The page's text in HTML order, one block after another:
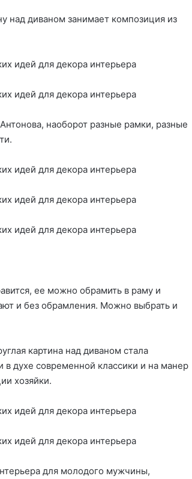
над диваном занимает композиция из
наоборот разные рамки, разные
ее можно обрамить в раму и
и без обрамления. Можно выбрать и
картина над диваном стала
духе современной классики и на манер
хозяйки.
для молодого мужчины,